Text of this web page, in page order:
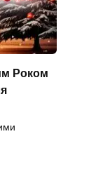
Роком